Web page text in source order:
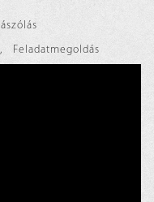
, Feladatmegoldás